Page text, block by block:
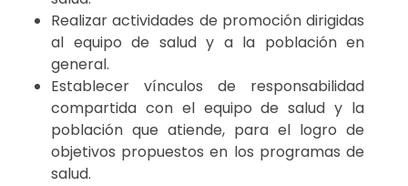
Realizar actividades de promoción dirigidas
al equipo de salud y a la población en
general.
Establecer vínculos de responsabilidad
compartida con el equipo de salud y la
población que atiende, para el logro de
objetivos propuestos en los programas de
salud.